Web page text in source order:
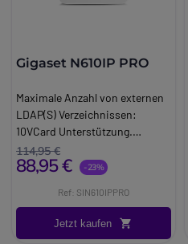
Gigaset N610IP PRO
Maximale Anzahl von externen
LDAP(S) Verzeichnissen:
10VCard Unterstützung.
Sicherheitscode: TLS, SRTP,
SIP, SIPS, HTTP,
Plattformen, einschließlich
Broadsoft, Asterisk und
3CXZentrales Verzeichnis mit
114,95 €
88,95 € -23%
Ref: SIN610IPPRO
Jetzt kaufen